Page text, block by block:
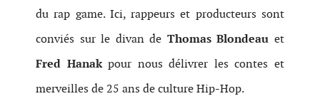
du rap game. Ici, rappeurs et producteurs sont
conviés sur le divan de Thomas Blondeau et
Fred Hanakpour nous délivrer les contes et
merveilles de 25 ans de culture Hip-Hop.